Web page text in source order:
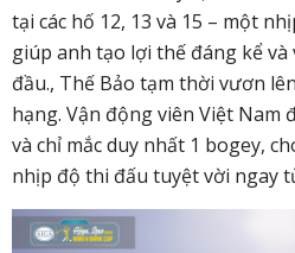
tại các hố 12, 13 và 15 – một
giúp anh tạo lợi thế đáng kể
đầu., Thế Bảo tạm thời vươn
hạng. Vận động viên Việt Nam
và chỉ mắc duy nhất 1 bogey,
nhịp độ thi đấu tuyệt vời ngay